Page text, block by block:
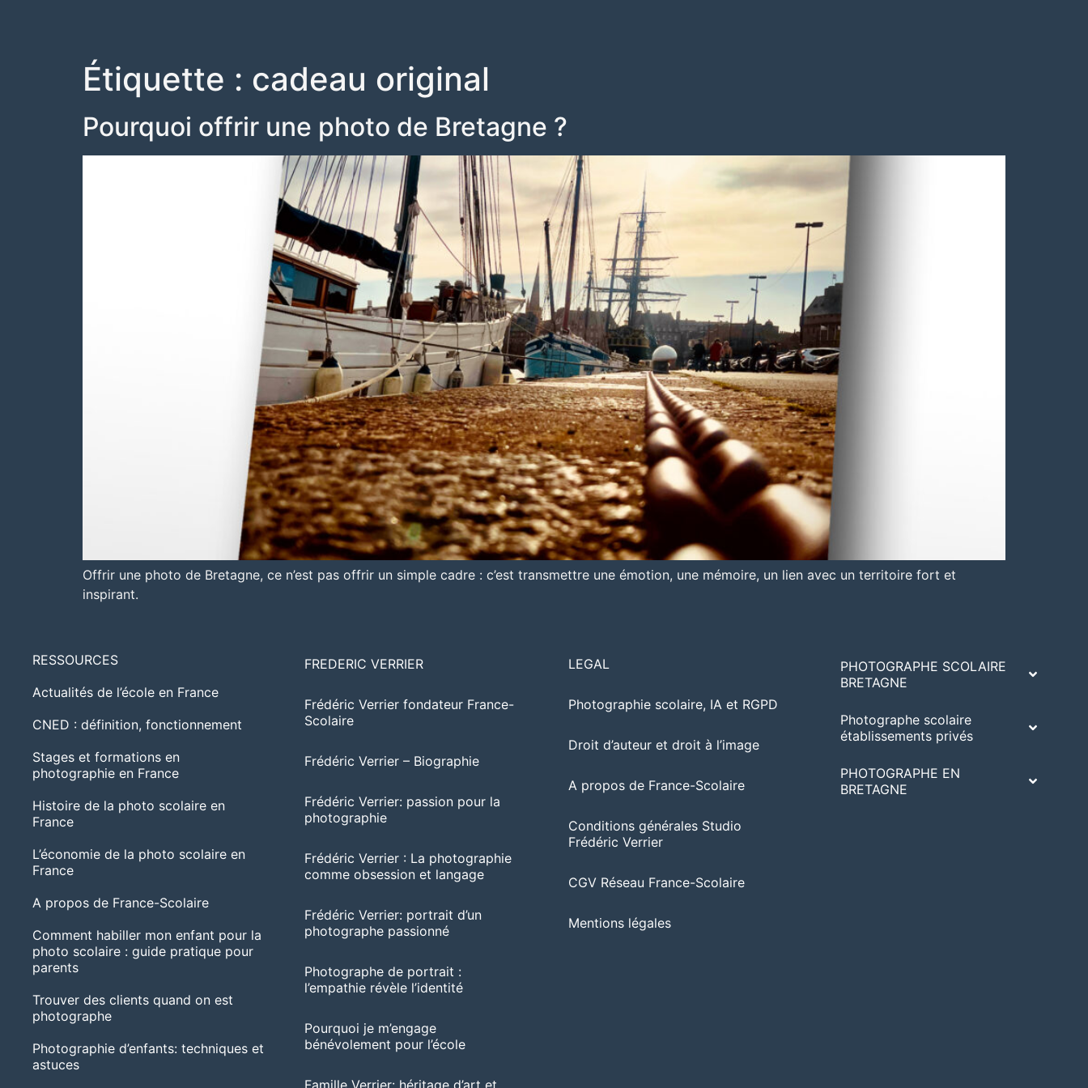
Étiquette : cadeau original
Pourquoi offrir une photo de Bretagne ?
Offrir une photo de Bretagne, ce n’est pas offrir un simple cadre : c’est transmettre une émotion, une mémoire, un lien avec un territoire fort et
inspirant.
RESSOURCES
Actualités de l’école en France
CNED : définition, fonctionnement
Stages et formations en
photographie en France
Histoire de la photo scolaire en
France
L’économie de la photo scolaire en
France
A propos de France-Scolaire
Comment habiller mon enfant pour la
photo scolaire : guide pratique pour
parents
Trouver des clients quand on est
photographe
Photographie d’enfants: techniques et
astuces
FREDERIC VERRIER
Frédéric Verrier fondateur France-
Scolaire
Frédéric Verrier – Biographie
Frédéric Verrier: passion pour la
photographie
Frédéric Verrier : La photographie
comme obsession et langage
Frédéric Verrier: portrait d’un
photographe passionné
Photographe de portrait :
l’empathie révèle l’identité
Pourquoi je m’engage
bénévolement pour l’école
LEGAL
Photographie scolaire, IA et RGPD
Droit d’auteur et droit à l’image
A propos de France-Scolaire
Conditions générales Studio
Frédéric Verrier
CGV Réseau France-Scolaire
Mentions légales
PHOTOGRAPHE SCOLAIRE
BRETAGNE
Photographe scolaire
établissements privés
PHOTOGRAPHE EN
BRETAGNE